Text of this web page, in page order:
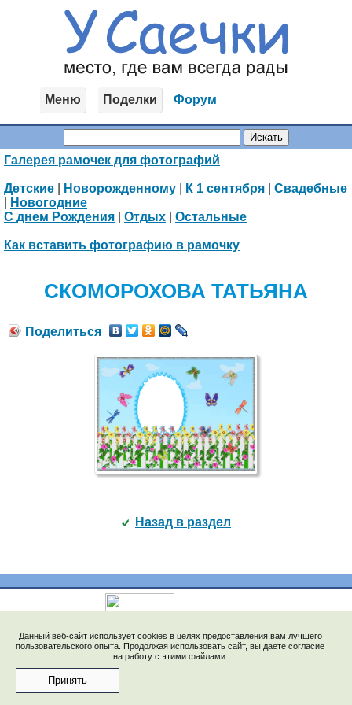
Данный веб-сайт использует cookies в целях предоставления вам лучшего
пользовательского опыта. Продолжая использовать сайт, вы даете согласие
на работу с этими файлами.
Принять
Меню Поделки Форум
Галерея рамочек для фотографий
Детские Новорожденному К 1 сентября
Свадебные
Новогодние
С днем Рождения
Отдых Остальные
Как вставить фотографию в рамочку
СКОМОРОХОВА ТАТЬЯНА
Поделиться
Назад в раздел
© 2009-2023, "Saychata.Ru". E-mail: saechka@saechka.ru
Перепечатка материалов запрещена без ссылки на
"www.saychata.ru"